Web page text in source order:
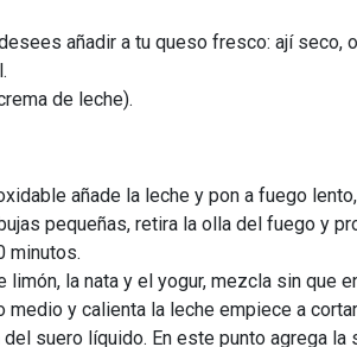
añadir a tu queso fresco: ají seco,
de leche).
añade la leche y pon a fuego
pequeñas, retira la olla del fuego y
minutos.
limón, la nata y el yogur, mezcla sin que
medio y calienta la leche empiece a
del suero líquido. En este punto agrega la